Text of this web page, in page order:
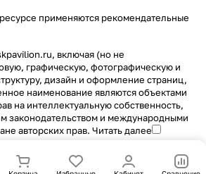
применяются рекомендательные
включая (но не
графическую, фотографическую и
дизайн и оформление страниц,
наименование являются объектами
на интеллектуальную собственность,
законодательством и международными
авторских прав. Читать далее